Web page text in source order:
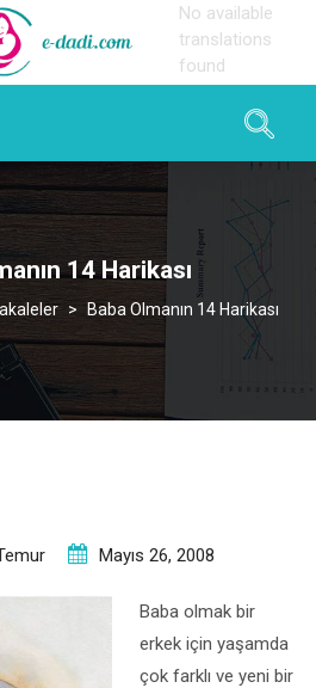
14 Harikası
> Baba Olmanın 14 Harikası
Mayıs 26, 2008
Baba olmak bir
erkek için yaşamda
çok farklı ve yeni bir
No available
translations
found